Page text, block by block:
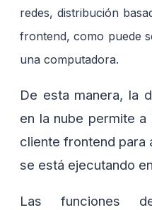
redes, distribución
frontend, como puede
una computadora.
De esta manera, la
en la nube permite a
cliente frontend para
se está ejecutando
Las funciones